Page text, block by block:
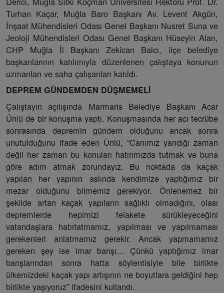
Turhan Kaçar, Muğla Baro Başkanı Av. Levent Akgün,
İnşaat Mühendisleri Odası Genel Başkanı Nusret Suna ve
Jeoloji Mühendisleri Odası Genel Başkanı Hüseyin Alan,
CHP Muğla İl Başkanı Zekican Balcı, ilçe belediye
başkanlarının katılımıyla düzenlenen çalıştaya konunun
uzmanları ve saha çalışanları katıldı.
DEPREM GÜNDEMDEN DÜŞMEMELİ
Çalıştayın açılışında Marmaris Belediye Başkanı Acar
Ünlü de bir konuşma yaptı. Konuşmasında her acı tecrübe
sonrasında depremin gündem olduğunu ancak sonra
unutulduğunu ifade eden Ünlü, “Canımız yandığı zaman
değil her zaman bu konuları hatırımızda tutmak ve buna
göre adım atmak zorundayız. Bu noktada da kaçak
yapılan her yapının aslında kendimize yaptığımız bir
mezar olduğunu bilmemiz gerekiyor. Önlenemez bir
şekilde artan kaçak yapıların sağlıklı olmadığını, olası
depremlerde hepimizi felakete sürükleyeceğini
vatandaşlara hatırlatmamız, yapılması ve yapılmaması
gerekenleri anlatmamız gerekir. Ancak yapmamamız
gereken şey ise imar barışı... Çünkü yaptığımız imar
barışlarından sonra hatta söylentisiyle bile birlikte
ülkemizdeki kaçak yapı artışının ne boyutlara geldiğini hep
birlikte yaşıyoruz” ifadesini kullandı.